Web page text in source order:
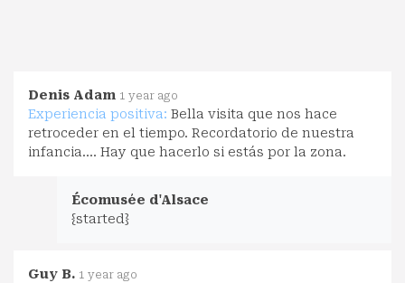
Denis Adam 1 year ago
Experiencia positiva: Bella visita que nos hace
retroceder en el tiempo. Recordatorio de nuestra
infancia.... Hay que hacerlo si estás por la zona.
Écomusée d'Alsace
{started}
Guy B. 1 year ago